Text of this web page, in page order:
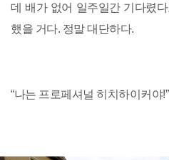
데 배가 없어 일주일간 기다렸
했을 거다. 정말 대단하다.
“나는 프로페셔널 히치하이커야